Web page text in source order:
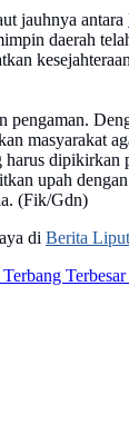
jauhnya antara
daerah
pengaman.
masyarakat
dipikirkan
upah
(Fik/Gdn)
di Berita